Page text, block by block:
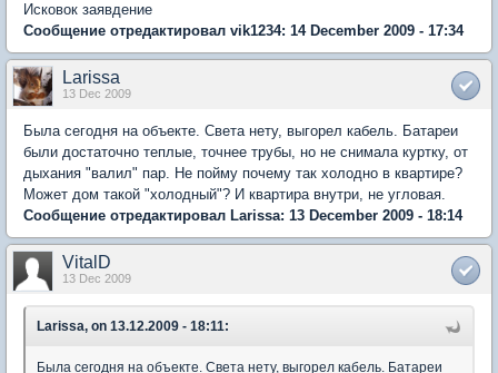
Исковок заявдение
Сообщение отредактировал vik1234: 14 December 2009 - 17:34
Larissa
13 Dec 2009
Была сегодня на объекте. Света нету, выгорел кабель. Батареи
были достаточно теплые, точнее трубы, но не снимала куртку, от
дыхания "валил" пар. Не пойму почему так холодно в квартире?
Может дом такой "холодный"? И квартира внутри, не угловая.
Сообщение отредактировал Larissa: 13 December 2009 - 18:14
VitalD
13 Dec 2009
Larissa, on 13.12.2009 - 18:11:
Была сегодня на объекте. Света нету, выгорел кабель. Батареи